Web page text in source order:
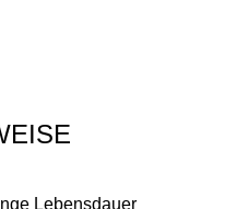
Lebensdauer